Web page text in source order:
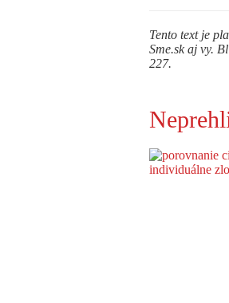
Tento text je
Sme.sk aj vy.
227.